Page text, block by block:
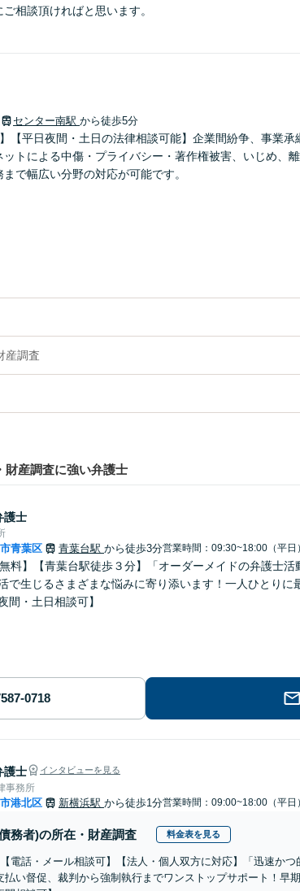
相談頂ければと思います。
センター南駅 から徒歩5分
【平日夜間・土日の法律相談可能】企業間紛争、事業
トによる中傷・プライバシー・著作権被害、いじめ、
で幅広い分野の対応が可能です。
産調査
財産調査に強い弁護士
護士
青葉区 青葉台駅 から徒歩3分営業時間：09:30~18:00（平日）
無料】【青葉台駅徒歩３分】「オーダーメイドの弁護士
で生じるさまざまな悩みに寄り添います！一人ひとり
間・土日相談可】
護士 インタビューを見る
事務所
港北区 新横浜駅 から徒歩1分営業時間：09:00~18:00（平日）
務者)の所在・財産調査 料金表を見る
【電話・メール相談可】【法人・個人双方に対応】「迅速か
払い督促、裁判から強制執行までワンストップサポート！早